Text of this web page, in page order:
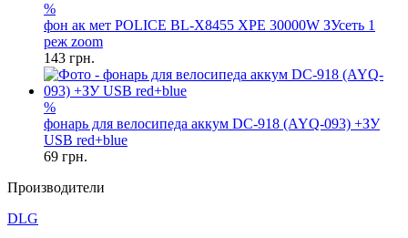
%
фон ак мет POLICE BL-X8455 XPE 30000W ЗУсеть 1
реж zoom
143 грн.
%
фонарь для велосипеда аккум DC-918 (AYQ-093) +ЗУ
USB red+blue
69 грн.
Производители
DLG